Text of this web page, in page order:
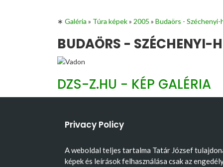
∗ Galéria » Túra képek» 2005 » Budaörs -
BUDAÖRS - SZÉCHENYI-
DZS-Z.HU - KÉP GALÉRIA
Privacy Policy
A weboldal teljes tartalma Tatár József
képek és leírások felhasználása csak az